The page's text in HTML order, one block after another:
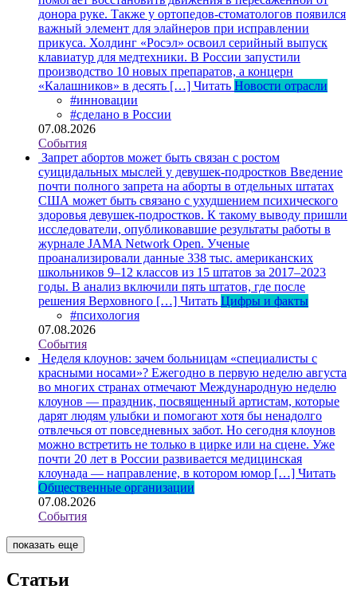
донора руке. Также у ортопедов-стоматологов появился
важный элемент для элайнеров при исправлении
прикуса. Холдинг «Росэл» освоил серийный выпуск
клавиатур для медтехники. В России запустили
производство 10 новых препаратов, а концерн
«Калашников» в десять […] Читать Новости отрасли
#инновации
#сделано в России
07.08.2026
События
Запрет абортов может быть связан с ростом
суицидальных мыслей у девушек-подростков Введение
почти полного запрета на аборты в отдельных штатах
США может быть связано с ухудшением психического
здоровья девушек-подростков. К такому выводу пришли
исследователи, опубликовавшие результаты работы в
журнале JAMA Network Open. Ученые
проанализировали данные 338 тыс. американских
школьников 9–12 классов из 15 штатов за 2017–2023
годы. В анализ включили пять штатов, где после
решения Верховного […] Читать Цифры и факты
#психология
07.08.2026
События
Неделя клоунов: зачем больницам «специалисты с
красными носами»? Ежегодно в первую неделю августа
во многих странах отмечают Международную неделю
клоунов — праздник, посвященный артистам, которые
дарят людям улыбки и помогают хотя бы ненадолго
отвлечься от повседневных забот. Но сегодня клоунов
можно встретить не только в цирке или на сцене. Уже
почти 20 лет в России развивается медицинская
клоунада — направление, в котором юмор […] Читать
Общественные организации
07.08.2026
События
показать еще
Статьи